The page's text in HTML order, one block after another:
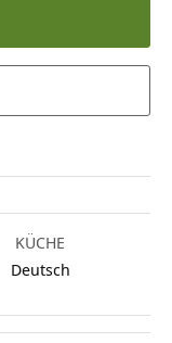
KÜCHE
Deutsch